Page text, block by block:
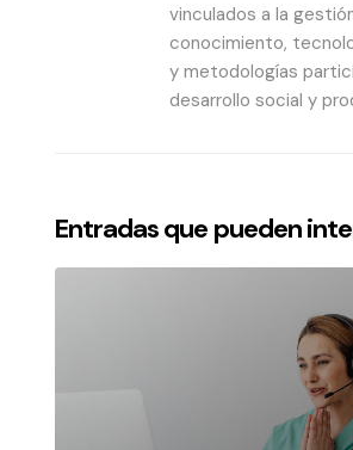
vinculados a la
conocimiento,
y metodologías
desarrollo social y
Entradas que pueden